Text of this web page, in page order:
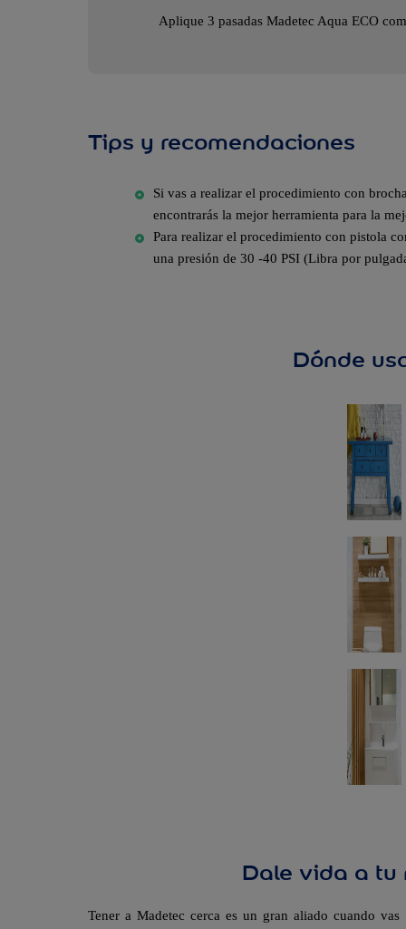
Aplique 3 pasadas Madetec Aqua ECO
Tips y recomendaciones
Si vas a realizar el procedimiento con
encontrarás la mejor herramienta para la
Para realizar el procedimiento con pistola
una presión de 30 -40 PSI (Libra por
Dónde
Dale vida a tu
Tener a Madetec cerca es un gran aliado cuando